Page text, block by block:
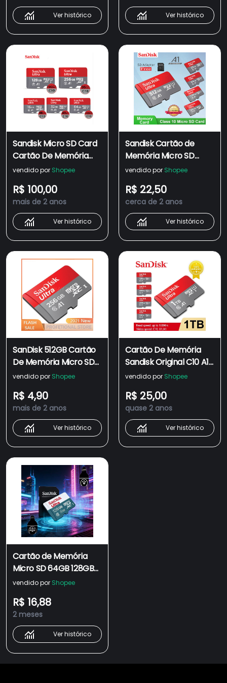
Ver histórico
A2 Classe 10 TF De Alta
Velocidade Para
Tacógrafo MP3 MP4
Ver histórico
Sandisk Micro SD Card
Cartão De Memória
Class 10 100MB/s
TF Card
vendido por Shopee
R$ 100,00
mais de 2 anos
Ver histórico
Sandisk Cartão de
Memória Micro SD
512GB 256GB 128GB
UHS-1 Flash Card
Cartão de Memória
vendido por Shopee
R$ 22,50
cerca de 2 anos
Ver histórico
SanDisk 512GB Cartão
De Memória Micro SD
256GB 128GB 64GB
Classe10 UHS-1 Microsd
A1 TF /
vendido por Shopee
R$ 4,90
mais de 2 anos
Ver histórico
Cartão De Memória
Sandisk Original C10 A1
Micro SD Para Telefone
128gb 64gb 32gb 16gb
vendido por Shopee
R$ 25,00
quase 2 anos
Ver histórico
Cartão de Memória
Micro SD 64GB 128GB
256GB 512GB Sandisk
Adaptador SD
vendido por Shopee
R$ 16,88
2 meses
Ver histórico